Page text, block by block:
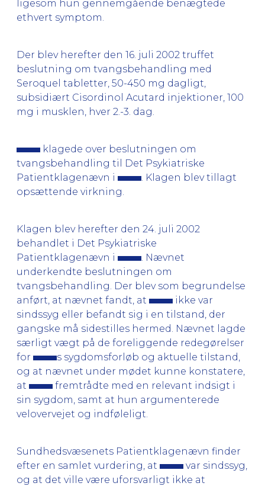
ligesom hun gennemgående benægtede
ethvert symptom.
Der blev herefter den 16. juli 2002 truffet
beslutning om tvangsbehandling med
Seroquel tabletter, 50-450 mg dagligt,
subsidiært Cisordinol Acutard injektioner, 100
mg i musklen, hver 2.-3. dag.
klagede over beslutningen om
tvangsbehandling til Det Psykiatriske
Patientklagenævn i
. Klagen blev tillagt
opsættende virkning.
Klagen blev herefter den 24. juli 2002
behandlet i Det Psykiatriske
Patientklagenævn i
. Nævnet
underkendte beslutningen om
tvangsbehandling. Der blev som begrundelse
anført, at nævnet fandt, at
ikke var
sindssyg eller befandt sig i en tilstand, der
gangske må sidestilles hermed. Nævnet lagde
særligt vægt på de foreliggende redegørelser
for
s sygdomsforløb og aktuelle tilstand,
og at nævnet under mødet kunne konstatere,
at
fremtrådte med en relevant indsigt i
sin sygdom, samt at hun argumenterede
velovervejet og indføleligt.
Sundhedsvæsenets Patientklagenævn finder
efter en samlet vurdering, at
var sindssyg,
og at det ville være uforsvarligt ikke at